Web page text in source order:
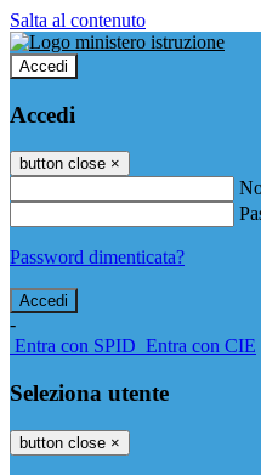
Salta al contenuto
Accedi
Accedi
button close ×
Password dimenticata?
-
Entra con SPID Entra con CIE
Seleziona utente
button close ×